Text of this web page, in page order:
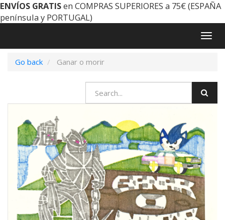
ENVÍOS GRATISen COMPRAS SUPERIORES a 75€ (ESPAÑA
península y PORTUGAL)
Go back
Ganar o morir